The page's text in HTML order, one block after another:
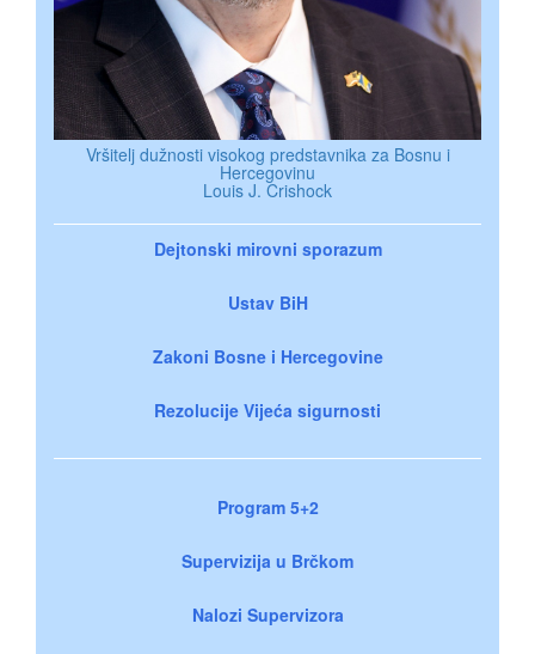
Vršitelj dužnosti visokog predstavnika za Bosnu i
Hercegovinu
Louis J. Crishock
Dejtonski mirovni sporazum
Ustav BiH
Zakoni Bosne i Hercegovine
Rezolucije Vijeća sigurnosti
Program 5+2
Supervizija u Brčkom
Nalozi Supervizora